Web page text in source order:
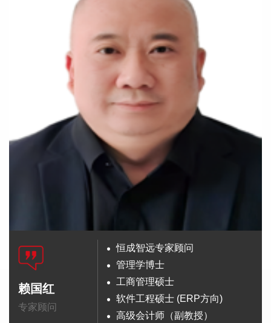
赖国红
专家顾问
恒成智远专家顾问
管理学博士
工商管理硕士
软件工程硕士 (ERP方向)
高级会计师（副教授）